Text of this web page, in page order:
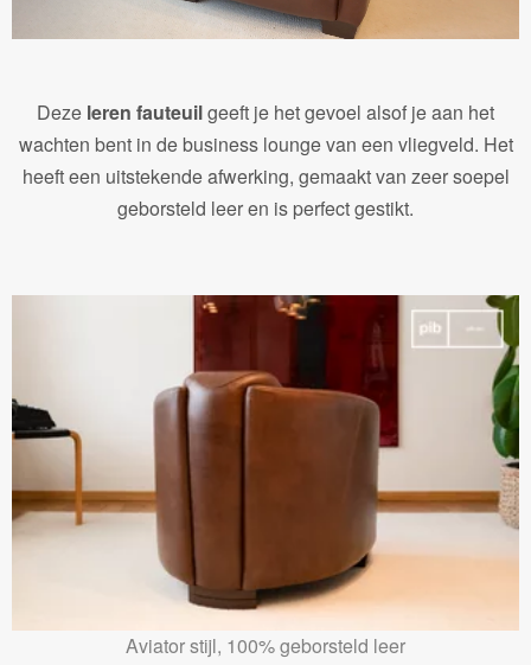
Deze leren fauteuilgeeft je het gevoel alsof je aan het
wachten bent in de business lounge van een vliegveld. Het
heeft een uitstekende afwerking, gemaakt van zeer soepel
geborsteld leer en is perfect gestikt.
Aviator stijl, 100% geborsteld leer